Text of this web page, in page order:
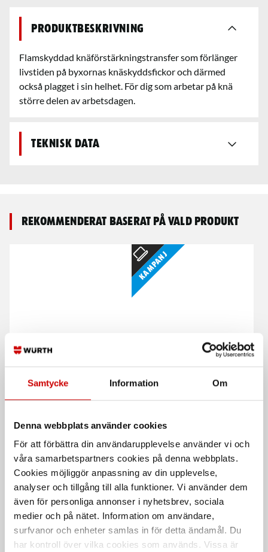
Samtycke Information Om
Denna webbplats använder cookies
För att förbättra din användarupplevelse använder vi och
våra samarbetspartners cookies på denna webbplats.
Cookies möjliggör anpassning av din upplevelse,
analyser och tillgång till alla funktioner. Vi använder dem
även för personliga annonser i nyhetsbrev, sociala
medier och på nätet. Information om användare,
surfvanor och enheter samlas in för detta ändamål. Du
har kontroll över vilka cookies som används. Vissa är
Produktbeskrivning
Flamskyddad knäförstärkningstransfer som förlänger
livstiden på byxornas knäskyddsfickor och därmed
också plagget i sin helhet. För dig som arbetar på knä
större delen av arbetsdagen.
Teknisk data
Rekommenderat baserat på vald produkt
merino interlock flamskyddande
Kampanj
Verktygssäkring Skylotec
Long Leash Flex
Säkrar verktyg på upp till 4,5 kg.
Verktygssäkring Skylotec
Stropp
Svarta nitrilhandskar